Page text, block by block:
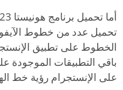
تحميل عدد من خطوط
الخطوط على تطبيق
باقي التطبيقات الموجودة
على الإنستجرام رؤية خط